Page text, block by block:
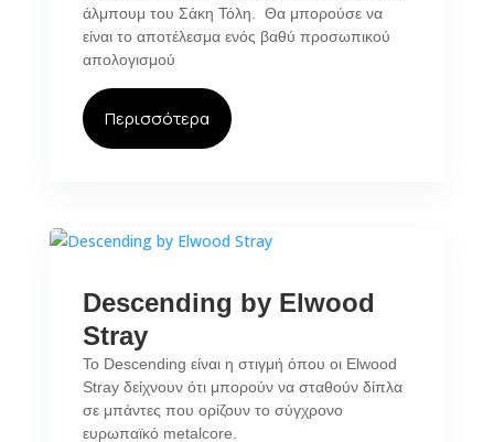
άλμπουμ του Σάκη Τόλη. Θα μπορούσε να
είναι το αποτέλεσμα ενός βαθύ προσωπικού
απολογισμού
Περισσότερα
Descending by Elwood
Stray
Το Descending είναι η στιγμή όπου οι Elwood
Stray δείχνουν ότι μπορούν να σταθούν δίπλα
σε μπάντες που ορίζουν το σύγχρονο
ευρωπαϊκό metalcore.